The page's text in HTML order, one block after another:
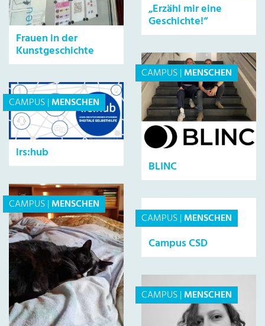
Frauen in der
Kunstgeschichte
CAMPUS|MENSCHEN
lrs:hub
CAMPUS|MENSCHEN
„Erzähl mir eine
Geschichte!“
CAMPUS|MENSCHEN
BLINC
CAMPUS|MENSCHEN
Campus CSD
CAMPUS|MENSCHEN